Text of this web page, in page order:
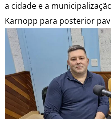
a cidade e a
Karnopp para posterior